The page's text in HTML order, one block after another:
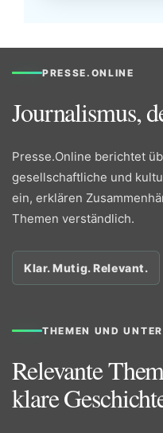
PRESSE.ONLINE
Journalismus,
Presse.Online berichtet
gesellschaftliche und
ein, erklären
Themen verständlich.
Klar. Mutig. Relevant.
THEMEN UND
Relevante
klare